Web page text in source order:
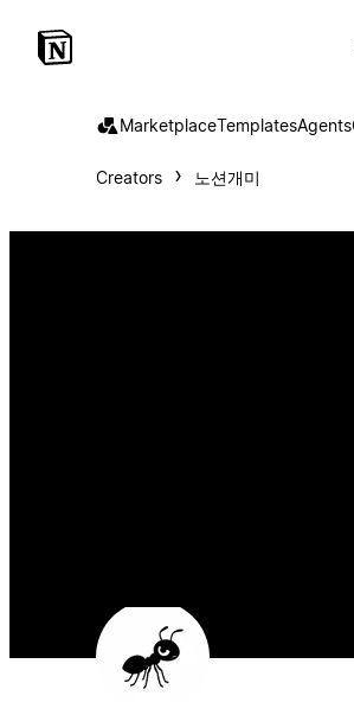
MarketplaceTemplatesAgents
Creators 노션개미